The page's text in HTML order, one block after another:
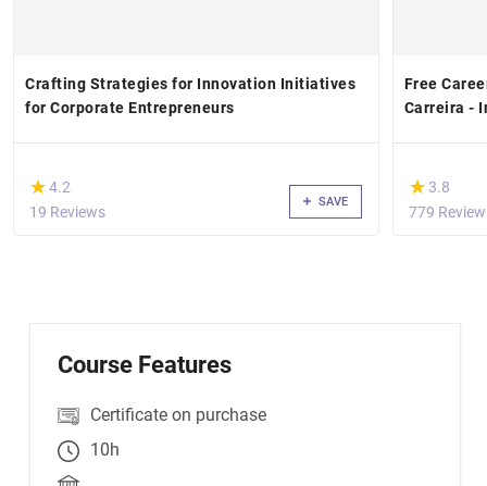
Crafting Strategies for Innovation Initiatives
for Corporate Entrepreneurs
(*)
★
★4.2
19 Reviews
SAVE
Free
Carreira -
(*)
★
★ 3.8
779
Course Features
Certificate on purchase
10h